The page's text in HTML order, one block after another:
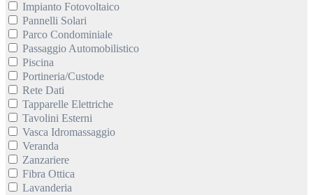
Impianto Fotovoltaico
Pannelli Solari
Parco Condominiale
Passaggio Automobilistico
Piscina
Portineria/Custode
Rete Dati
Tapparelle Elettriche
Tavolini Esterni
Vasca Idromassaggio
Veranda
Zanzariere
Fibra Ottica
Lavanderia